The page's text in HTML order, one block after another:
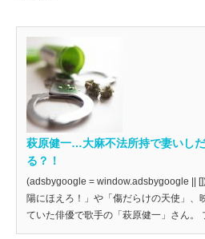
萩原健一…大麻不法所持で妻いし
る？！
(adsbygoogle = window.adsbygoogle ||
陽にほえろ！」や「傷だらけの天使」、
ていた俳優で歌手の「萩原健一」さん。